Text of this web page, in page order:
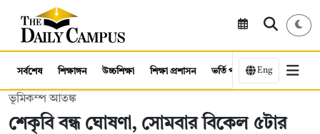
সর্বশেষ শিক্ষাঙ্গন উচ্চশিক্ষা শিক্ষা প্রশাসন ভর্তি পরীক্ষা কর্মসংস্থান
Eng
ভূমিকম্প আতঙ্ক
শেকৃবি বন্ধ ঘোষণা, সোমবার বিকেল ৫টার